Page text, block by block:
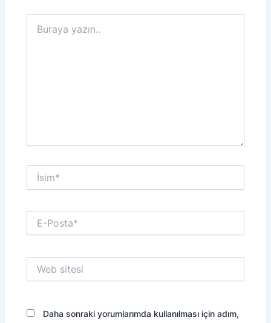
yazın..
İsim*
Posta*
sitesi
Daha sonraki yorumlarımda kullanılması için adım,